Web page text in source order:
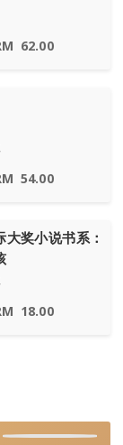
62.00
54.00
大奖小说书系：
18.00